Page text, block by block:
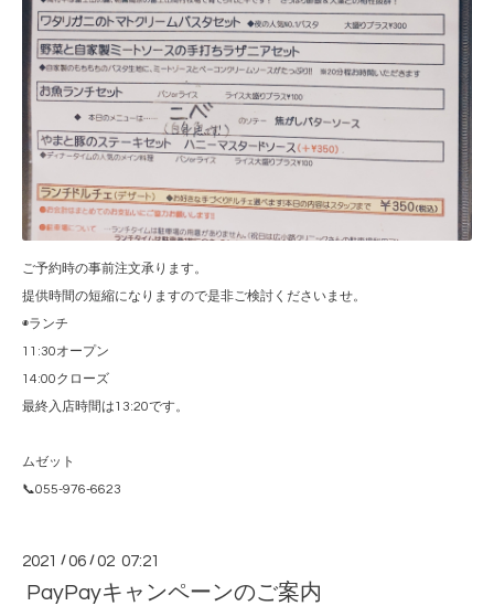
ご予約時の事前注文承ります。
提供時間の短縮になりますので是非ご検討くださいませ。
◉ランチ
11:30オープン
14:00クローズ
最終入店時間は13:20です。
ムゼット
📞055-976-6623
2021 /06 /02 07:21
PayPayキャンペーンのご案内